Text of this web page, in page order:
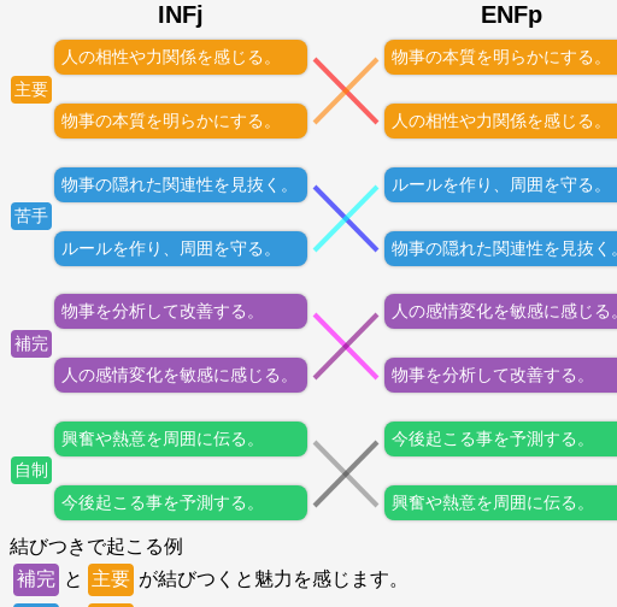
INFj ENFp
主要
人の相性や力関係を感じる。 物事の本質を明らかにする。
物事の本質を明らかにする。 人の相性や力関係を感じる。
苦手
物事の隠れた関連性を見抜く。 ルールを作り、周囲を守る。
ルールを作り、周囲を守る。 物事の隠れた関連性を見抜く
補完
物事を分析して改善する。 人の感情変化を敏感に感じる
人の感情変化を敏感に感じる。 物事を分析して改善する。
自制
興奮や熱意を周囲に伝る。 今後起こる事を予測する。
今後起こる事を予測する。 興奮や熱意を周囲に伝る。
結びつきで起こる例
補完 と 主要 が結びつくと魅力を感じます。